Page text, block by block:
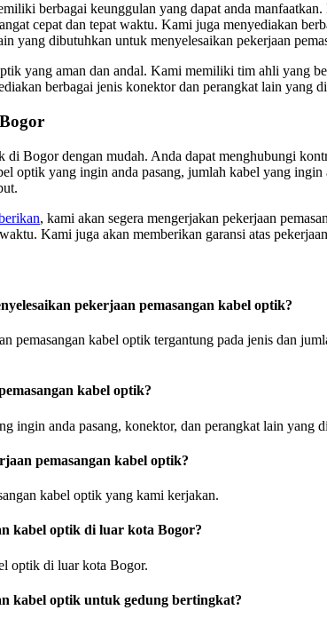
berbagai keunggulan yang dapat anda
cepat dan tepat waktu. Kami juga menyediakan
yang dibutuhkan untuk menyelesaikan pekerjaan
yang aman dan andal. Kami memiliki tim ahli yang
berbagai jenis konektor dan perangkat lain yang
di Bogor dengan mudah. Anda dapat menghubungi
optik yang ingin anda pasang, jumlah kabel yang
, kami akan segera mengerjakan pekerjaan
Kami juga akan memberikan garansi atas
pekerjaan pemasangan kabel optik?
pemasangan kabel optik tergantung pada jenis dan
kabel optik?
ingin anda pasang, konektor, dan perangkat lain yang
pemasangan kabel optik?
kabel optik yang kami kerjakan.
kabel optik di luar kota Bogor?
optik di luar kota Bogor.
kabel optik untuk gedung bertingkat?